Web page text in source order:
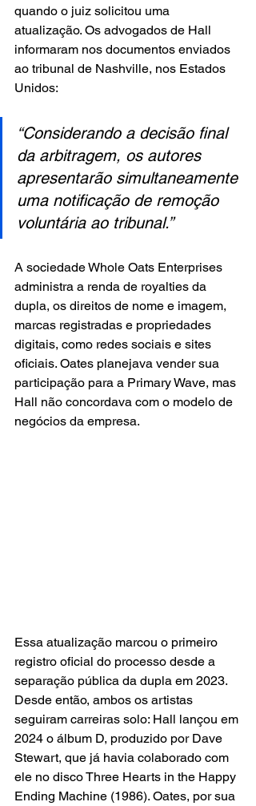
quando o juiz solicitou uma
atualização. Os advogados de Hall
informaram nos documentos enviados
ao tribunal de Nashville, nos Estados
Unidos:
“Considerando a decisão final
da arbitragem, os autores
apresentarão simultaneamente
uma notificação de remoção
voluntária ao tribunal.”
A sociedade Whole Oats Enterprises
administra a renda de royalties da
dupla, os direitos de nome e imagem,
marcas registradas e propriedades
digitais, como redes sociais e sites
oficiais. Oates planejava vender sua
participação para a Primary Wave, mas
Hall não concordava com o modelo de
negócios da empresa.
Essa atualização marcou o primeiro
registro oficial do processo desde a
separação pública da dupla em 2023.
Desde então, ambos os artistas
seguiram carreiras solo: Hall lançou em
2024 o álbum D, produzido por Dave
Stewart, que já havia colaborado com
ele no disco Three Hearts in the Happy
Ending Machine (1986). Oates, por sua